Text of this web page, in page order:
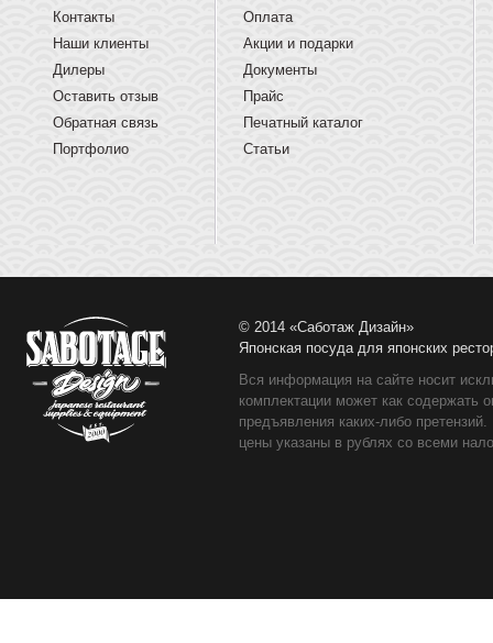
Контакты
Наши клиенты
Дилеры
Оставить отзыв
Обратная связь
Портфолио
Оплата
Акции и подарки
Документы
Прайс
Печатный каталог
Статьи
© 2014 «Саботаж Дизайн»
Японская посуда для японских
Вся информация на сайте носит
комплектации может как содержать
предъявления каких-либо
цены указаны в рублях со всеми